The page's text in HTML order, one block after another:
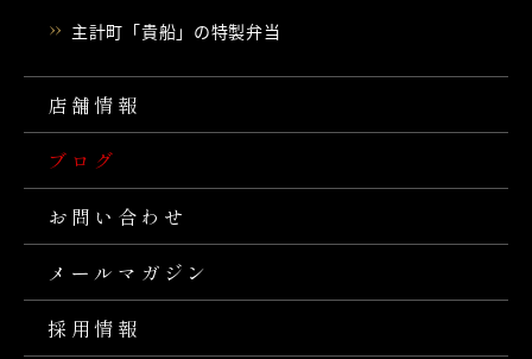
主計町「貴船」の特製弁当
店舗情報
ブログ
お問い合わせ
メールマガジン
採用情報